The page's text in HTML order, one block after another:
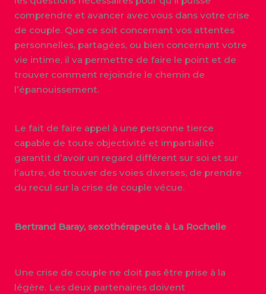
comprendre et avancer avec vous dans votre crise
de couple. Que ce soit concernant vos attentes
personnelles, partagées, ou bien concernant votre
vie intime, il va permettre de faire le point et de
trouver comment rejoindre le chemin de
l’épanouissement.
Le fait de faire appel à une personne tierce
capable de toute objectivité et impartialité
garantit d’avoir un regard différent sur soi et sur
l’autre, de trouver des voies diverses, de prendre
du recul sur la crise de couple vécue.
Bertrand Baray, sexothérapeute à La Rochelle
Une crise de couple ne doit pas être prise à la
légère. Les deux partenaires doivent